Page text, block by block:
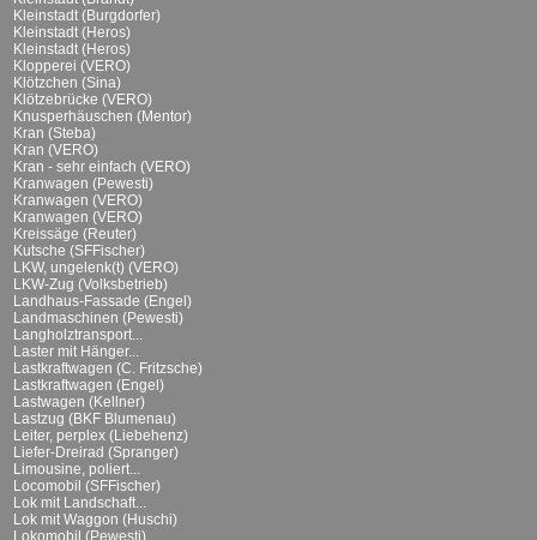
Kleinstadt (Burgdorfer)
Kleinstadt (Heros)
Kleinstadt (Heros)
Klopperei (VERO)
Klötzchen (Sina)
Klötzebrücke (VERO)
Knusperhäuschen (Mentor)
Kran (Steba)
Kran (VERO)
Kran - sehr einfach (VERO)
Kranwagen (Pewesti)
Kranwagen (VERO)
Kranwagen (VERO)
Kreissäge (Reuter)
Kutsche (SFFischer)
LKW, ungelenk(t) (VERO)
LKW-Zug (Volksbetrieb)
Landhaus-Fassade (Engel)
Landmaschinen (Pewesti)
Langholztransport...
Laster mit Hänger...
Lastkraftwagen (C. Fritzsche)
Lastkraftwagen (Engel)
Lastwagen (Kellner)
Lastzug (BKF Blumenau)
Leiter, perplex (Liebehenz)
Liefer-Dreirad (Spranger)
Limousine, poliert...
Locomobil (SFFischer)
Lok mit Landschaft...
Lok mit Waggon (Huschi)
Lokomobil (Pewesti)